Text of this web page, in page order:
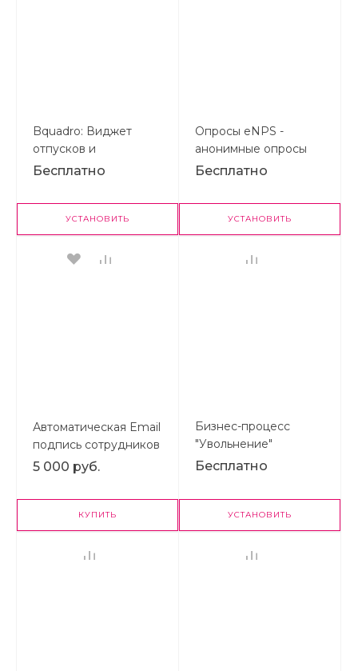
Bquadro: Виджет
отпусков и
отсутствий
Бесплатно
УСТАНОВИТЬ
Опросы eNPS -
анонимные опросы
удовлетворенности
Бесплатно
УСТАНОВИТЬ
Автоматическая Email
подпись сотрудников
5 000 руб.
КУПИТЬ
Бизнес-процесс
"Увольнение"
Бесплатно
УСТАНОВИТЬ